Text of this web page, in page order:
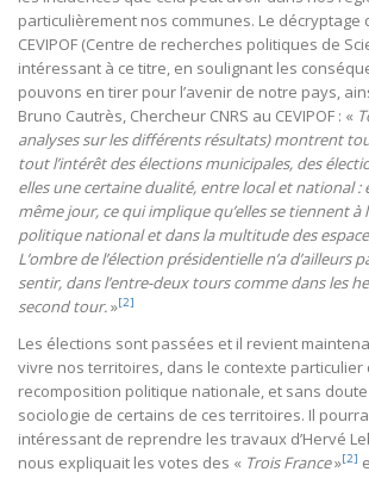
particulièrement nos communes. Le décryptage
CEVIPOF (Centre de recherches politiques de
intéressant à ce titre, en soulignant les
pouvons en tirer pour l’avenir de notre pays,
Bruno Cautrès, Chercheur CNRS au CEVIPOF : «
analyses sur les différents résultats) montrent
tout l’intérêt des élections municipales, des
elles une certaine dualité, entre local et national :
même jour, ce qui implique qu’elles se tiennent à
politique national et dans la multitude des
L’ombre de l’élection présidentielle n’a d’ailleurs
sentir, dans l’entre-deux tours comme dans les
second tour.»[2]
Les élections sont passées et il revient
vivre nos territoires, dans le contexte particulier
recomposition politique nationale, et sans
sociologie de certains de ces territoires. Il
intéressant de reprendre les travaux d’Hervé
nous expliquait les votes des « Trois France»[2]